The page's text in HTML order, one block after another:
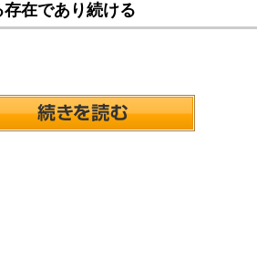
在であり続ける